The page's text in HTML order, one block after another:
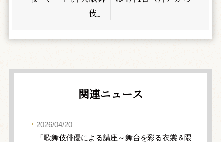
伎」
関連ニュース
2026/04/20
「歌舞伎俳優による講座～舞台を彩る衣裳＆隈